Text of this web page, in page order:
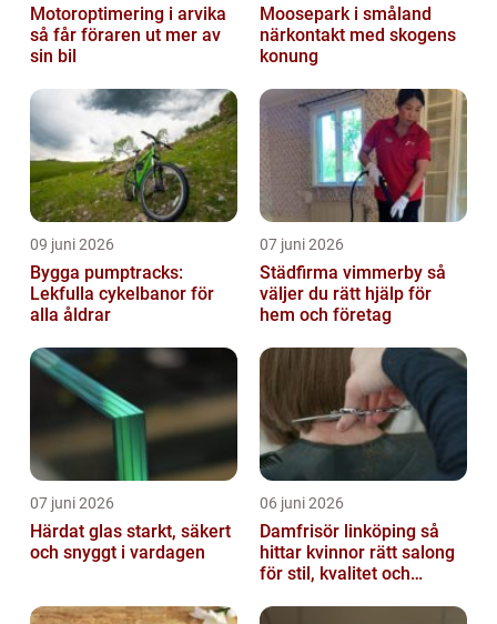
Motoroptimering i arvika
så får föraren ut mer av
sin bil
Moosepark i småland
närkontakt med skogens
konung
09 juni 2026
Bygga pumptracks:
Lekfulla cykelbanor för
alla åldrar
07 juni 2026
Städfirma vimmerby så
väljer du rätt hjälp för
hem och företag
07 juni 2026
Härdat glas starkt, säkert
och snyggt i vardagen
06 juni 2026
Damfrisör linköping så
hittar kvinnor rätt salong
för stil, kvalitet och